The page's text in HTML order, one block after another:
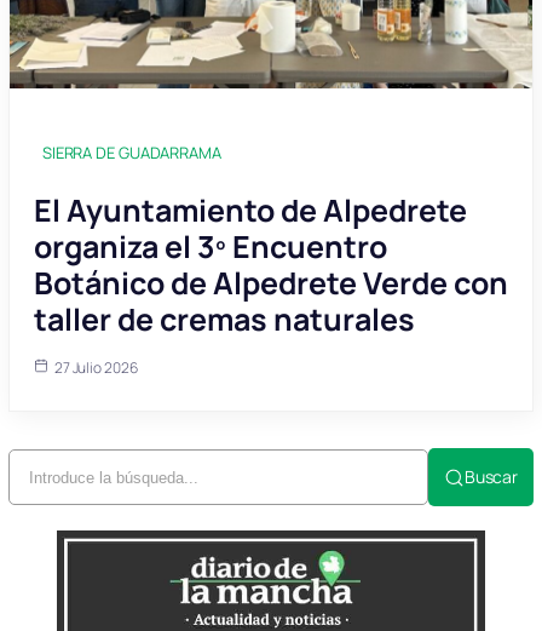
SIERRA DE GUADARRAMA
El Ayuntamiento de Alpedrete
organiza el 3º Encuentro
Botánico de Alpedrete Verde con
taller de cremas naturales
27 Julio 2026
Buscar